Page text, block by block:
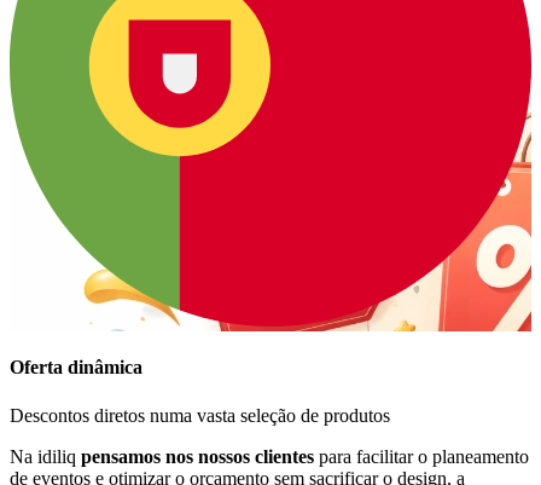
Oferta dinâmica
Descontos diretos numa vasta seleção de produtos
Na idiliq pensamos nos nossos clientes para facilitar o planeamento
de eventos e otimizar o orçamento sem sacrificar o design, a